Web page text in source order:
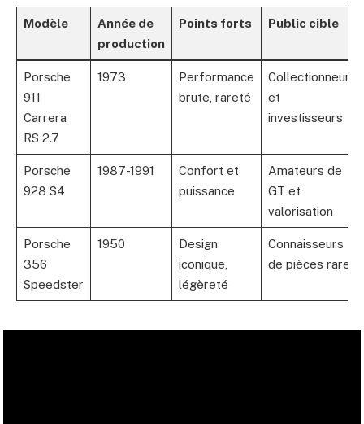
Modèle
Année de
production
Points forts Public cible
Porsche
911
Carrera
RS 2.7
1973
Performance
brute, rareté
Collectionneurs
et
investisseurs
Porsche
928 S4
1987-1991
Confort et
puissance
Amateurs de
GT et
valorisation
Porsche
356
Speedster
1950
Design
iconique,
légèreté
Connaisseurs
de pièces rares